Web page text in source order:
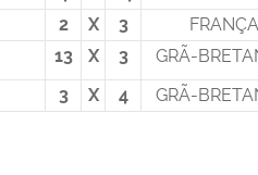
2 X 3
FRANÇA
13 X 3
GRÃ-
3 X 4 GRÃ-